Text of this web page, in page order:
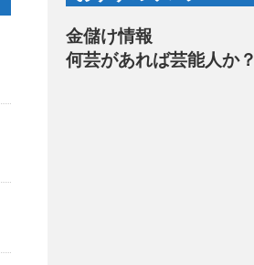
金儲け情報
何芸があれば芸能人か？